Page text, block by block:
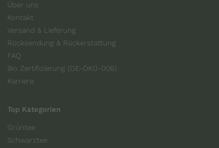
Über uns
Kontakt
Versand & Lieferung
Rücksendung & Rückerstattung
FAQ
Bio Zertifizierung (DE-ÖKO-006)
Karriere
Top Kategorien
Grüntee
Schwarztee